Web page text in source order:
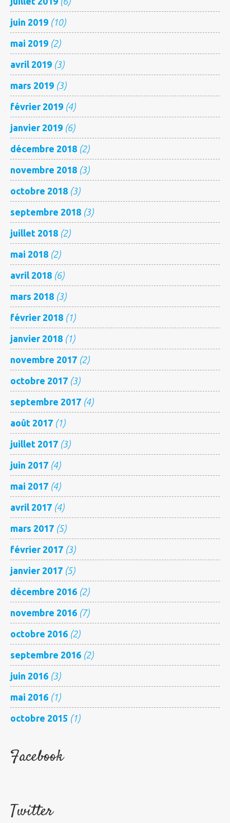
juin 2019 (10)
mai 2019 (2)
avril 2019 (3)
mars 2019 (3)
février 2019 (4)
janvier 2019 (6)
décembre 2018 (2)
novembre 2018 (3)
octobre 2018 (3)
septembre 2018 (3)
juillet 2018 (2)
mai 2018 (2)
avril 2018 (6)
mars 2018 (3)
février 2018 (1)
janvier 2018 (1)
novembre 2017 (2)
octobre 2017 (3)
septembre 2017 (4)
août 2017 (1)
juillet 2017 (3)
juin 2017 (4)
mai 2017 (4)
avril 2017 (4)
mars 2017 (5)
février 2017 (3)
janvier 2017 (5)
décembre 2016 (2)
novembre 2016 (7)
octobre 2016 (2)
septembre 2016 (2)
juin 2016 (3)
mai 2016 (1)
octobre 2015 (1)
Facebook
Twitter